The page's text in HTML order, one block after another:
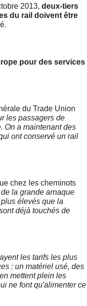
2013, deux-tiers
du rail doivent être
pour des services
du Trade Union
les passagers de
On a maintenant des
ont conservé un rail
chez les cheminots
la grande arnaque
élevés que la
déjà touchés de
les tarifs les plus
: un matériel usé, des
mettent plein les
ne font qu'alimenter ce